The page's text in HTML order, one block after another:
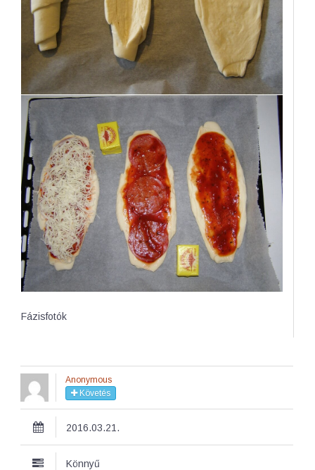
Fázisfotók
Anonymous
Követés
2016.03.21.
Könnyű